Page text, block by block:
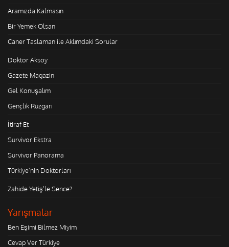
Aramızda Kalmasın
Bir Yemek Olsan
Caner Taslaman ile Aklımdaki Sorular
Doktor Aksoy
Gazete Magazin
Gel Konuşalım
Gençlik Rüzgarı
İtiraf Et
Survivor Ekstra
Survivor Panorama
Türkiye'nin Doktorları
Zahide Yetiş'le Sence?
Yarışmalar
Ben Eşimi Bilmez Miyim
Cevap Ver Türkiye